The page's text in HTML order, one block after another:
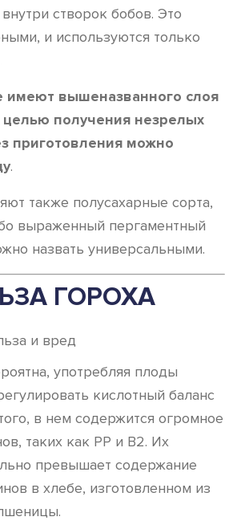
створок бобов. Это
и используются только
имеют вышеназванного слоя
получения незрелых
приготовления можно
.
также полусахарные сорта,
выраженный пергаментный
назвать универсальными.
ГОРОХА
употребляя плоды
кислотный баланс
в нем содержится огромное
таких как РР и В2. Их
превышает содержание
в хлебе, изготовленном из